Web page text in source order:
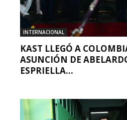
INTERNACIONAL
KAST LLEGÓ A
ASUNCIÓN DE
ESPRIELLA...